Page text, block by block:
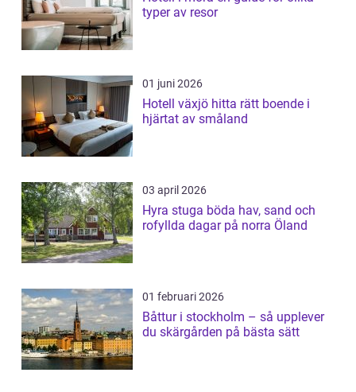
typer av resor
01 juni 2026
Hotell växjö hitta rätt boende i
hjärtat av småland
03 april 2026
Hyra stuga böda hav, sand och
rofyllda dagar på norra Öland
01 februari 2026
Båttur i stockholm – så upplever
du skärgården på bästa sätt